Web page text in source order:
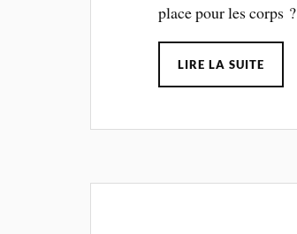
place pour les corps ?
LIRE LA SUITE